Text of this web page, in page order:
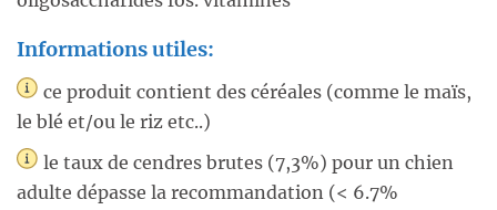
Informations utiles:
ce produit contient des céréales (comme le maïs,
le blé et/ou le riz etc..)
le taux de cendres brutes (7,3%) pour un chien
adulte dépasse la recommandation (< 6.7%